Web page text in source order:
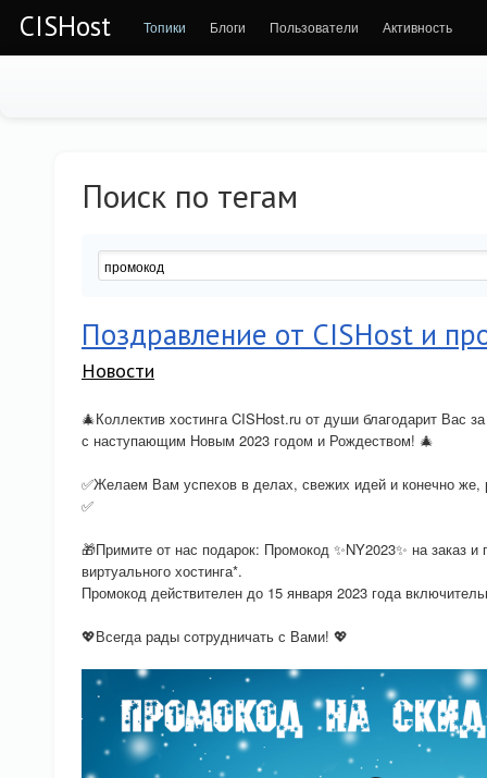
CISHost Топики Блоги Пользователи Активность
Поиск по тегам
Поздравление от CISHost и
Новости
🎄Коллектив хостинга CISHost.ru от души благодарит Вас
с наступающим Новым 2023 годом и Рождеством! 🎄
✅Желаем Вам успехов в делах, свежих идей и конечно же,
✅
🎁Примите от нас подарок: Промокод ✨NY2023✨ на заказ
виртуального хостинга*.
Промокод действителен до 15 января 2023 года
💖Всегда рады сотрудничать с Вами! 💖